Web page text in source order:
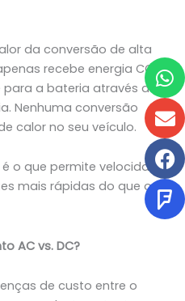
da conversão de alta
recebe energia CC
a bateria através do
Nenhuma conversão
calor no seu veículo.
o que permite velocidades
mais rápidas do que o
AC vs. DC?
de custo entre o